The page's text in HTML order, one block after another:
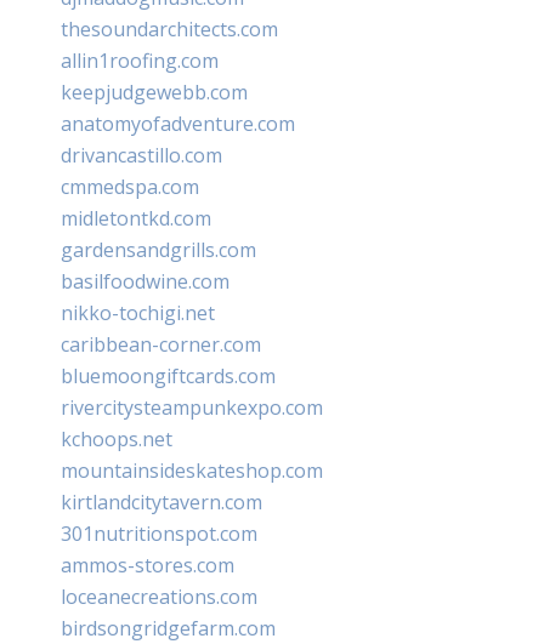
thesoundarchitects.com
allin1roofing.com
keepjudgewebb.com
anatomyofadventure.com
drivancastillo.com
cmmedspa.com
midletontkd.com
gardensandgrills.com
basilfoodwine.com
nikko-tochigi.net
caribbean-corner.com
bluemoongiftcards.com
rivercitysteampunkexpo.com
kchoops.net
mountainsideskateshop.com
kirtlandcitytavern.com
301nutritionspot.com
ammos-stores.com
loceanecreations.com
birdsongridgefarm.com